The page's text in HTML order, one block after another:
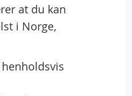
at du kan
i Norge,